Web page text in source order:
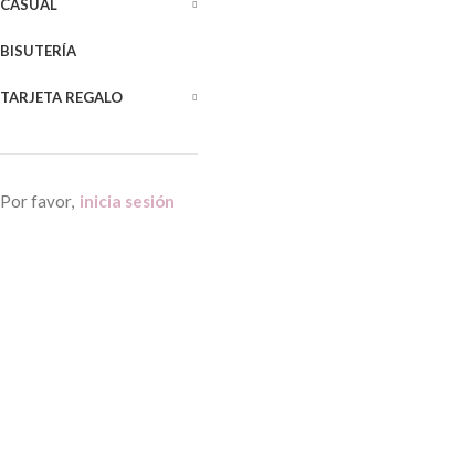
CASUAL
BISUTERÍA
TARJETA REGALO
Por favor, inicia sesión